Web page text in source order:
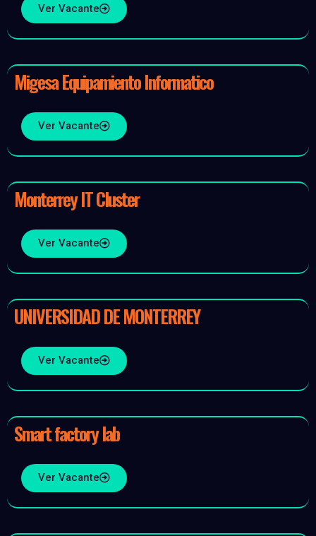
Ver Vacante
Migesa Equipamiento Informatico
Ver Vacante
Monterrey IT Cluster
Ver Vacante
UNIVERSIDAD DE MONTERREY
Ver Vacante
Smart factory lab
Ver Vacante